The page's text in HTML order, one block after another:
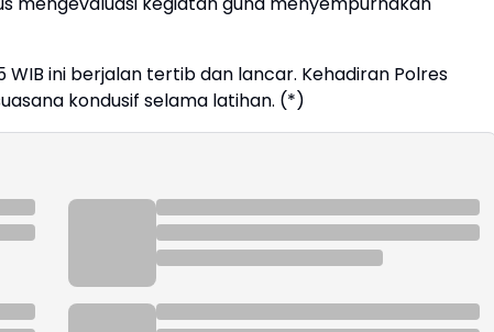
ini berjalan tertib dan lancar. Kehadiran Polres
kondusif selama latihan. (*)